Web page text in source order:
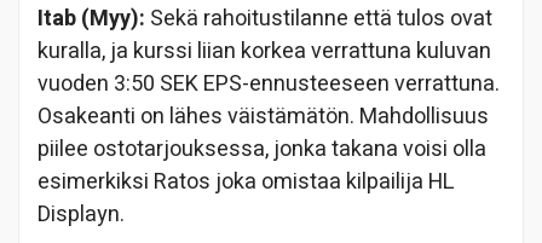
Itab (Myy): Sekä rahoitustilanne että tulos ovat
kuralla, ja kurssi liian korkea verrattuna kuluvan
vuoden 3:50 SEK EPS-ennusteeseen verrattuna.
Osakeanti on lähes väistämätön. Mahdollisuus
piilee ostotarjouksessa, jonka takana voisi olla
esimerkiksi Ratos joka omistaa kilpailija HL
Displayn.